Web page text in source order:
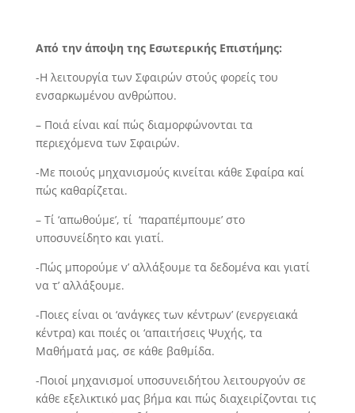
Από την άποψη της Εσωτερικής Επιστήμης:
-Η λειτουργία των Σφαιρών στούς φορείς του
ενσαρκωμένου ανθρώπου.
– Ποιά είναι καί πώς διαμορφώνονται τα
περιεχόμενα των Σφαιρών.
-Με ποιούς μηχανισμούς κινείται κάθε Σφαίρα καί
πώς καθαρίζεται.
– Τί ‘απωθούμε’, τί ‘παραπέμπουμε’ στο
υποσυνείδητο και γιατί.
-Πώς μπορούμε ν’ αλλάξουμε τα δεδομένα και γιατί
να τ’ αλλάξουμε.
-Ποιες είναι οι ‘ανάγκες των κέντρων’ (ενεργειακά
κέντρα) και ποιές οι ‘απαιτήσεις Ψυχής, τα
Μαθήματά μας, σε κάθε βαθμίδα.
-Ποιοί μηχανισμοί υποσυνειδήτου λειτουργούν σε
κάθε εξελικτικό μας βήμα και πώς διαχειρίζονται τις